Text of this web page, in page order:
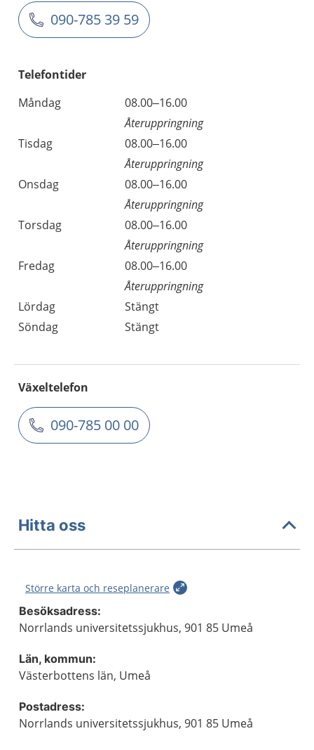
090-785 39 59
Telefontider
Måndag
08.00–16.00
Återuppringning
Tisdag
08.00–16.00
Återuppringning
Onsdag
08.00–16.00
Återuppringning
Torsdag
08.00–16.00
Återuppringning
Fredag
08.00–16.00
Återuppringning
Lördag
Stängt
Söndag
Stängt
Växeltelefon
090-785 00 00
Hitta oss
Större karta och reseplanerare
Besöksadress:
Norrlands universitetssjukhus, 901 85 Umeå
Län, kommun:
Västerbottens län, Umeå
Postadress:
Norrlands universitetssjukhus, 901 85 Umeå